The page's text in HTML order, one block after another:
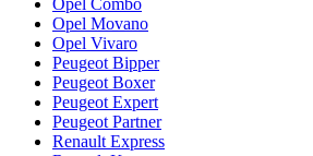
Opel Movano
Opel Vivaro
Peugeot Bipper
Peugeot Boxer
Peugeot Expert
Peugeot Partner
Renault Express